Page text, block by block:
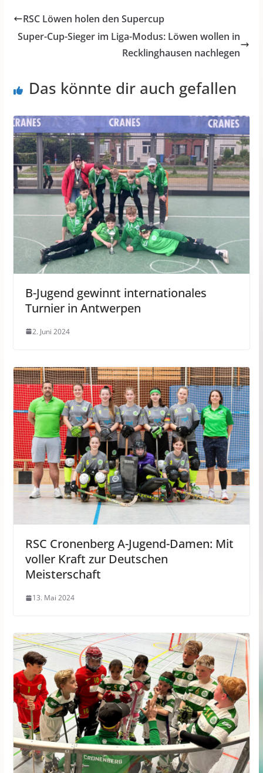
RSC Löwen holen den Supercup
Super-Cup-Sieger im Liga-Modus: Löwen wollen in
Recklinghausen nachlegen
Das könnte dir auch gefallen
B-Jugend gewinnt internationales
Turnier in Antwerpen
2. Juni 2024
RSC Cronenberg A-Jugend-Damen: Mit
voller Kraft zur Deutschen
Meisterschaft
13. Mai 2024